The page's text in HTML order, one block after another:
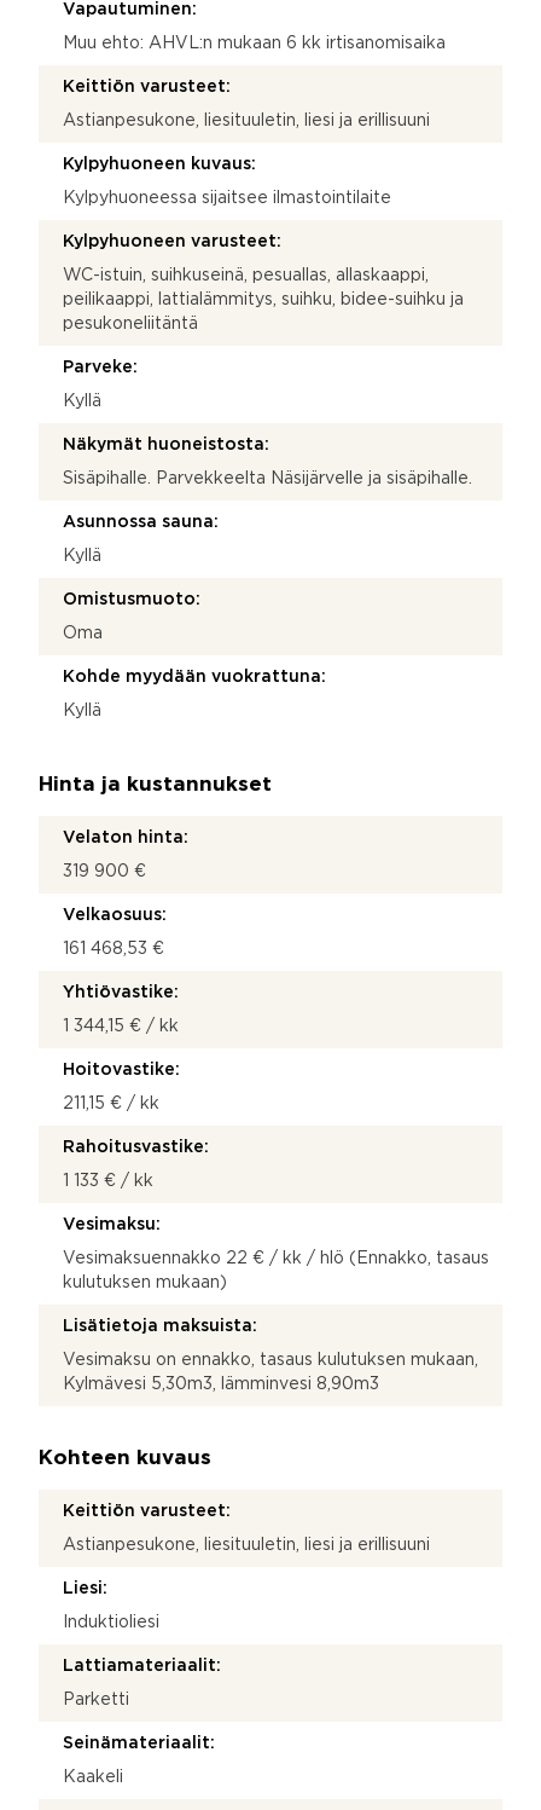
Vapautuminen:
Muu ehto: AHVL:n mukaan 6 kk irtisanomisaika
Keittiön varusteet:
Astianpesukone, liesituuletin, liesi ja erillisuuni
Kylpyhuoneen kuvaus:
Kylpyhuoneessa sijaitsee ilmastointilaite
Kylpyhuoneen varusteet:
WC-istuin, suihkuseinä, pesuallas, allaskaappi,
peilikaappi, lattialämmitys, suihku, bidee-suihku ja
pesukoneliitäntä
Parveke:
Kyllä
Näkymät huoneistosta:
Sisäpihalle. Parvekkeelta Näsijärvelle ja sisäpihalle.
Asunnossa sauna:
Kyllä
Omistusmuoto:
Oma
Kohde myydään vuokrattuna:
Kyllä
Hinta ja kustannukset
Velaton hinta:
319 900 €
Velkaosuus:
161 468,53 €
Yhtiövastike:
1 344,15 € / kk
Hoitovastike:
211,15 € / kk
Rahoitusvastike:
1 133 € / kk
Vesimaksu:
Vesimaksuennakko 22 € / kk / hlö (Ennakko, tasaus
kulutuksen mukaan)
Lisätietoja maksuista:
Vesimaksu on ennakko, tasaus kulutuksen mukaan,
Kylmävesi 5,30m3, lämminvesi 8,90m3
Kohteen kuvaus
Keittiön varusteet:
Astianpesukone, liesituuletin, liesi ja erillisuuni
Liesi:
Induktioliesi
Lattiamateriaalit:
Parketti
Seinämateriaalit:
Kaakeli